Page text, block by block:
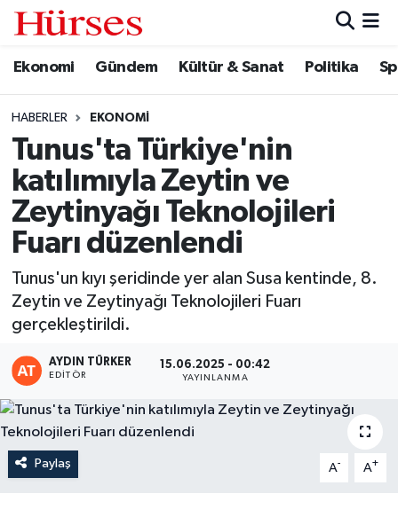
Ekonomi Gündem Kültür & Sanat Politika
HABERLER EKONOMI
Tunus'ta Türkiye'nin
katılımıyla Zeytin ve
Zeytinyağı Teknolojileri
Fuarı düzenlendi
Tunus'un kıyı şeridinde yer alan Susa kentinde, 8.
Zeytin ve Zeytinyağı Teknolojileri Fuarı
gerçekleştirildi.
AYDIN TÜRKER
EDITÖR
15.06.2025 - 00:42
YAYINLANMA
Paylaş A- A+
Ekonomi
Gündem
Kültür & Sanat
Politika
Spor
Turizm
Hava Durumu
Trafik Durumu
Süper Lig Puan Durumu ve Fikstür
Tüm Manşetler
Son Dakika Haberleri
Haber Arşivi